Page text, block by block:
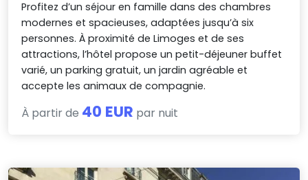
Profitez d’un séjour en famille dans des chambres
modernes et spacieuses, adaptées jusqu’à six
personnes. À proximité de Limoges et de ses
attractions, l’hôtel propose un petit-déjeuner buffet
varié, un parking gratuit, un jardin agréable et
accepte les animaux de compagnie.
À partir de 40 EUR par nuit